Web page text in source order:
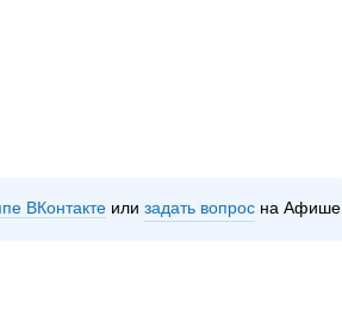
ВКонтакте задать вопрос на Афише